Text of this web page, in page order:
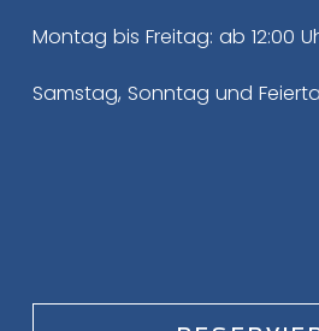
Montag bis Freitag: ab 12:00
Samstag, Sonntag und